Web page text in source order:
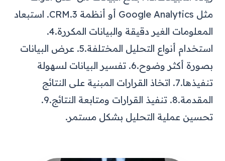
مثل Google Analytics أو أنظمة CRM.
3. استبعاد
المعلومات الغير دقيقة والبيانات المكررة. 4.
استخدام أنواع التحليل المختلفة. 5. عرض البيانات
بصورة أكثر وضوح. 6. تفسير البيانات لسهولة
تنفيذها. 7. اتخاذ القرارات المبنية على النتائج
المقدمة.8. تنفيذ القرارات ومتابعة النتائج.
9.
تحسين عملية التحليل بشكل مستمر.